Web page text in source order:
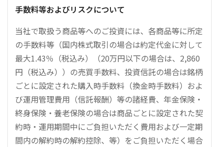
手数料等およびリスクについて
当社で取扱う商品等へのご投資には、各商品等に所定
の手数料等（国内株式取引の場合は約定代金に対して
最大1.43％（税込み）（20万円以下の場合は、2,860
円（税込み））の売買手数料、投資信託の場合は銘柄
ごとに設定された購入時手数料（換金時手数料）およ
び運用管理費用（信託報酬）等の諸経費、年金保険・
終身保険・養老保険の場合は商品ごとに設定された契
約時・運用期間中にご負担いただく費用および一定期
間内の解約時の解約控除、等）をご負担いただく場合